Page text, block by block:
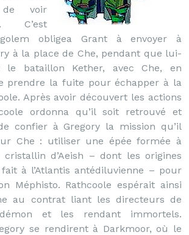
de voir
C’est
obligea Grant à envoyer à
à la place de Che, pendant que lui-
le bataillon Kether, avec Che, en
prendre la fuite pour échapper à la
Après avoir découvert les actions
ordonna qu’il soit retrouvé et
confier à Gregory la mission qu’il
Che : utiliser une épée formée à
d’Aeish – dont les origines
à l’Atlantis antédiluvienne – pour
Méphisto. Rathcoole espérait ainsi
au contrat liant les directeurs de
et les rendant immortels.
se rendirent à Darkmoor, où le